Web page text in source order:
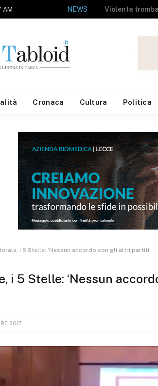
AM NEWS A fuoco
Cronaca Cultura Politica
i 5 Stelle: ‘Nessun accordo con gli altri partiti’
i 5 Stelle: ‘Nessun
2017